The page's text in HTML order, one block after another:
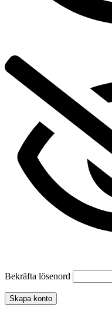
Bekräfta lösenord
Skapa konto